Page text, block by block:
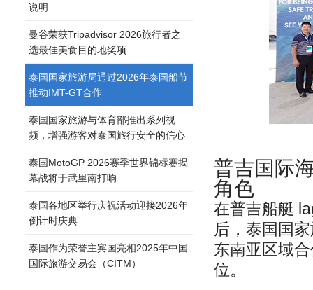
说明
曼谷荣获Tripadvisor 2026旅行者之
选最佳美食目的地奖项
泰国国家旅游局通过2026年泰国船节
推动IMT-GT合作
泰国国家旅游与体育部推出系列视
频，增强游客对泰国旅行安全的信心
泰国MotoGP 2026赛季世界锦标赛揭
幕战将于武里南打响
泰国各地区举行庆祝活动迎接2026年
倒计时庆典
泰国作为荣誉主宾国亮相2025年中国
国际旅游交易会（CITM）
普吉国际
角色
在普吉船艇
后，泰国国
东南亚区域
位。